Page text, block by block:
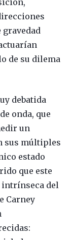
gravedad
de su dilema
debatida
onda, que
un
sus múltiples
estado
que este
intrínseca del
Carney